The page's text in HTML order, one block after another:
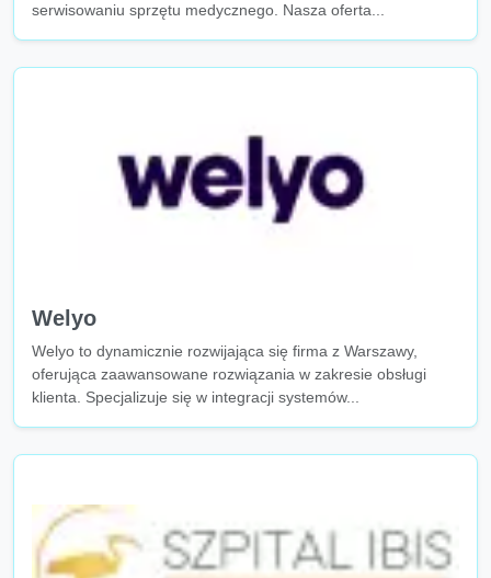
serwisowaniu sprzętu medycznego. Nasza oferta...
Welyo
Welyo to dynamicznie rozwijająca się firma z Warszawy,
oferująca zaawansowane rozwiązania w zakresie obsługi
klienta. Specjalizuje się w integracji systemów...